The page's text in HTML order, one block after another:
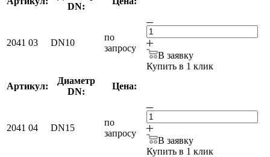
DN:
2041 03 DN10
по
запросу
В заявку
Купить в 1 клик
Артикул:
Диаметр
DN:
Цена:
2041 04 DN15
по
запросу
В заявку
Купить в 1 клик